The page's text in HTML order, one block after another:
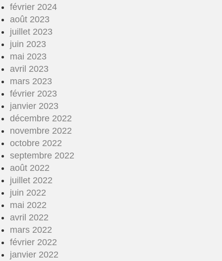
février 2024
août 2023
juillet 2023
juin 2023
mai 2023
avril 2023
mars 2023
février 2023
janvier 2023
décembre 2022
novembre 2022
octobre 2022
septembre 2022
août 2022
juillet 2022
juin 2022
mai 2022
avril 2022
mars 2022
février 2022
janvier 2022